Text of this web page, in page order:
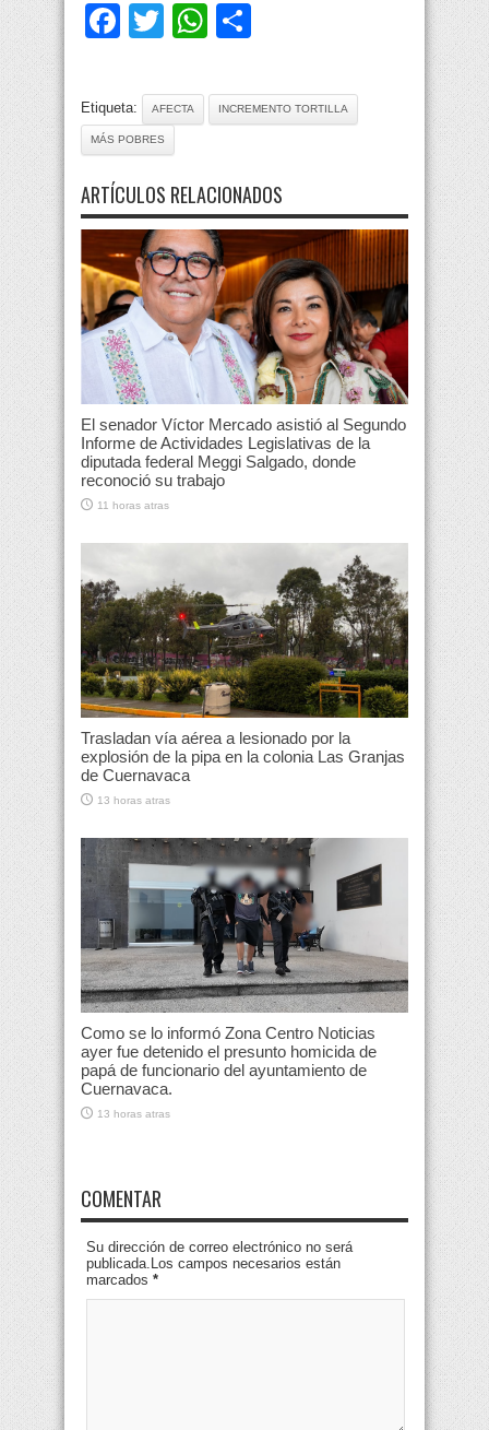
Facebook
TwitterWhatsApp
Etiqueta: AFECTA INCREMENTO TORTILLA
MÁS POBRES
ARTÍCULOS RELACIONADOS
El senador Víctor Mercado asistió al Segundo
Informe de Actividades Legislativas de la
diputada federal Meggi Salgado, donde
reconoció su trabajo
11 horas atras
Trasladan vía aérea a lesionado por la
explosión de la pipa en la colonia Las Granjas
de Cuernavaca
13 horas atras
Como se lo informó Zona Centro Noticias
ayer fue detenido el presunto homicida de
papá de funcionario del ayuntamiento de
Cuernavaca.
13 horas atras
COMENTAR
Su dirección de correo electrónico no será
publicada.Los campos necesarios están
marcados *